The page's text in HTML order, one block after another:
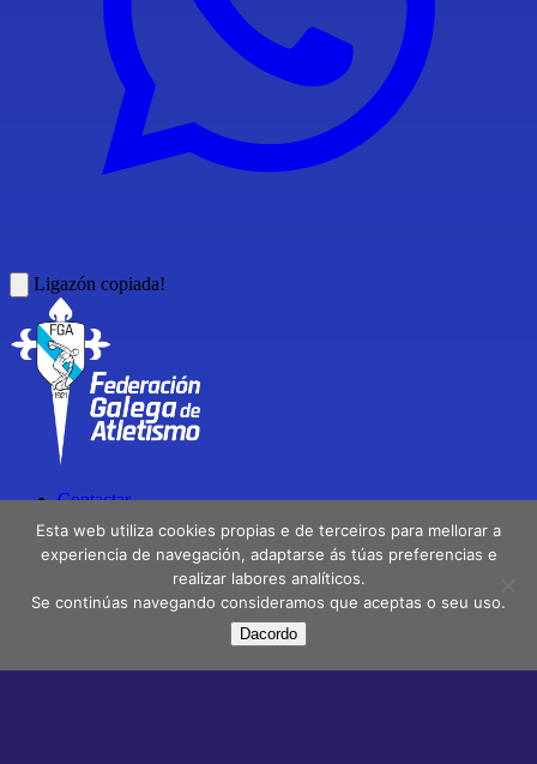
Ligazón copiada!
Contactar
Directorio
Delegacións
Política de privacidade
Instagram Youtube
Esta web utiliza cookies propias e de terceiros para mellorar a
experiencia de navegación, adaptarse ás túas preferencias e
realizar labores analíticos.
Se continúas navegando consideramos que aceptas o seu uso.
Dacordo